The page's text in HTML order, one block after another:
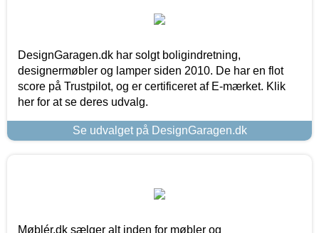
DesignGaragen.dk har solgt boligindretning,
designermøbler og lamper siden 2010. De har en flot
score på Trustpilot, og er certificeret af E-mærket. Klik
her for at se deres udvalg.
Se udvalget på DesignGaragen.dk
Møblér.dk sælger alt inden for møbler og